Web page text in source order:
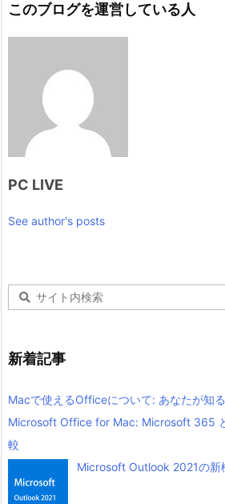
このブログを運営している人
PC LIVE
See author's posts
新着記事
Macで使えるOfficeについて: あなたが知
Microsoft Office for Mac: Microsoft 365
較
Microsoft Outlook 2021の新